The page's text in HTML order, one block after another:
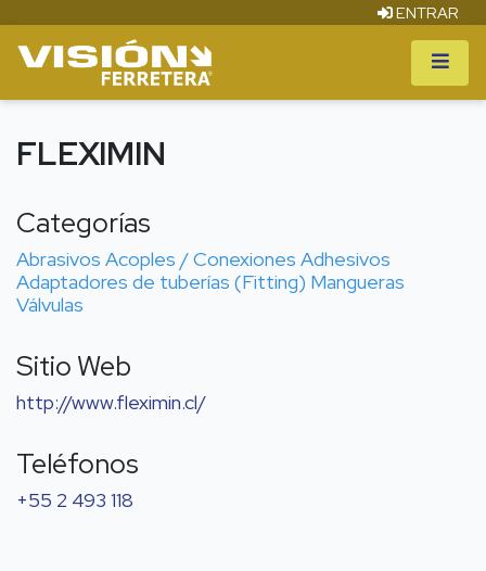
ENTRAR
FLEXIMIN
Categorías
Abrasivos Acoples / Conexiones Adhesivos
Adaptadores de tuberías (Fitting) Mangueras
Válvulas
Sitio Web
http://www.fleximin.cl/
Teléfonos
+55 2 493 118